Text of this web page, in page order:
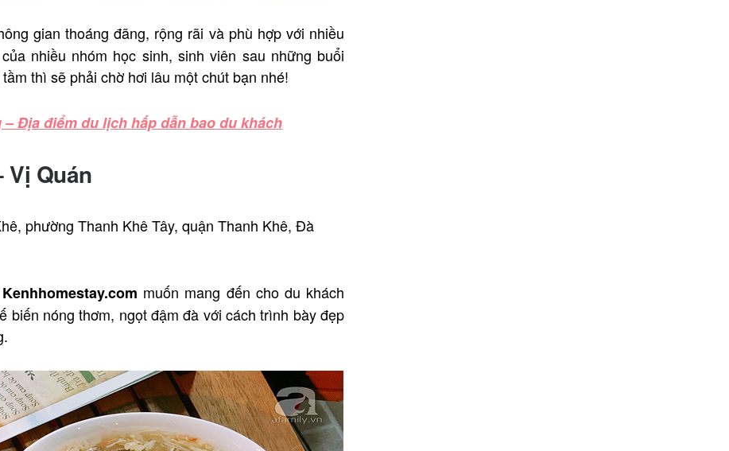
gian thoáng đãng, rộng rãi và phù hợp với nhiều
nhiều nhóm học sinh, sinh viên sau những buổi
thì sẽ phải chờ hơi lâu một chút bạn nhé!
Địa điểm du lịch hấp dẫn bao du khách
Vị Quán
phường Thanh Khê Tây, quận Thanh Khê, Đà
Kenhhomestay.com muốn mang đến cho du khách
biến nóng thơm, ngọt đậm đà với cách trình bày đẹp